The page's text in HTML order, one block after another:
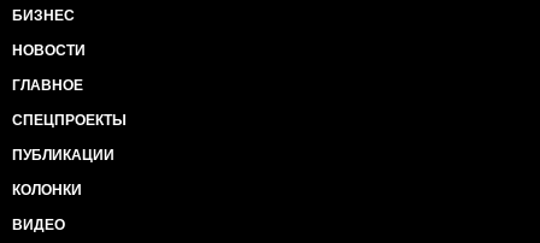
БИЗНЕС
НОВОСТИ
ГЛАВНОЕ
СПЕЦПРОЕКТЫ
ПУБЛИКАЦИИ
КОЛОНКИ
ВИДЕО